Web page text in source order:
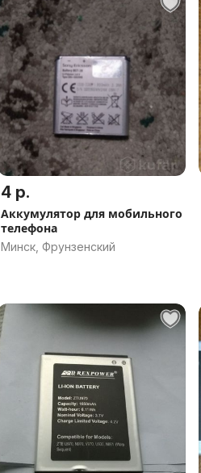
4 р.
Аккумулятор для мобильного
телефона
Минск, Фрунзенский